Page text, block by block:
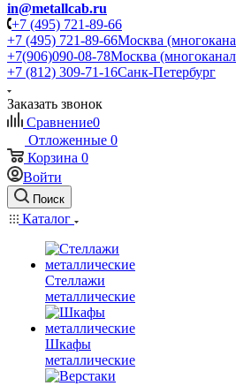
in@metallcab.ru
+7 (495) 721-89-66
+7 (495) 721-89-66Москва
+7(906)090-08-78Москва
+7 (812) 309-71-16Санк-Петербург
Заказать звонок
Сравнение0
Отложенные 0
Корзина 0
Войти
Поиск
Каталог
Стеллажи
металлические
Шкафы
металлические